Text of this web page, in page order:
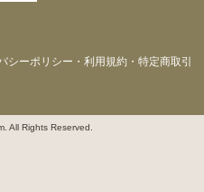
シーポリシー・利用規約・特定商取引
All Rights Reserved.